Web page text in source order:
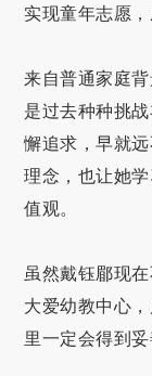
实现童年志愿
来自普通家庭
是过去种种挑
懈追求，早就
理念，也让她
值观。
虽然戴钰郿现
大爱幼教中心
里一定会得到妥